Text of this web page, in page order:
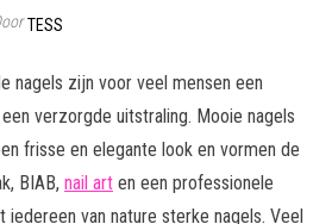
TESS
nagels zijn voor veel mensen een
verzorgde uitstraling. Mooie nagels
frisse en elegante look en vormen de
BIAB, nail art en een professionele
van nature sterke nagels. Veel